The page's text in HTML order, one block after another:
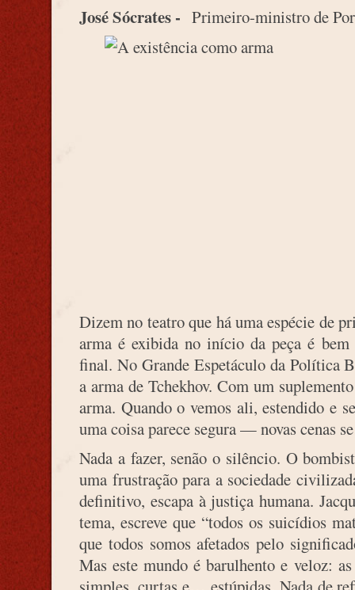
José Sócrates - Primeiro-ministro de
Dizem no teatro que há uma espécie de
arma é exibida no início da peça é bem
final. No Grande Espetáculo da Política
a arma de Tchekhov. Com um
arma. Quando o vemos ali, estendido e
uma coisa parece segura — novas cenas
Nada a fazer, senão o silêncio. O
uma frustração para a sociedade
definitivo, escapa à justiça humana.
tema, escreve que “todos os suicídios
que todos somos afetados pelo
Mas este mundo é barulhento e veloz: